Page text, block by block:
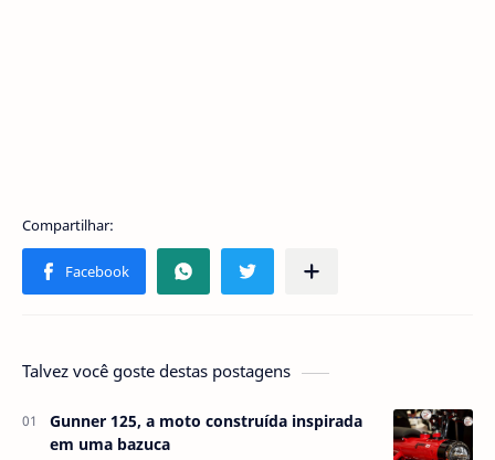
Talvez você goste destas postagens
Gunner 125, a moto construída inspirada
em uma bazuca